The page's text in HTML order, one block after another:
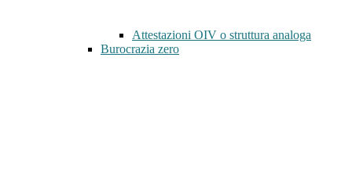
Attestazioni OIV o struttura analoga
Burocrazia zero